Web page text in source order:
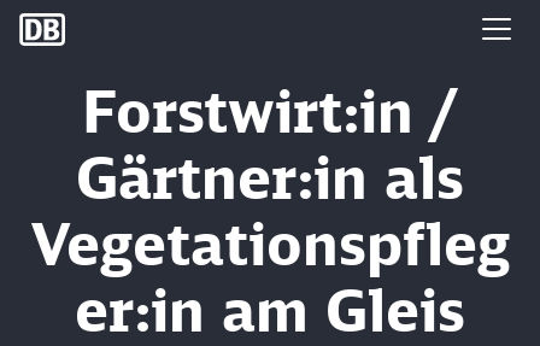
DB Group
Forstwirt:in /
Gärtner:in als
Vegetationspfleg
er:in am Gleis